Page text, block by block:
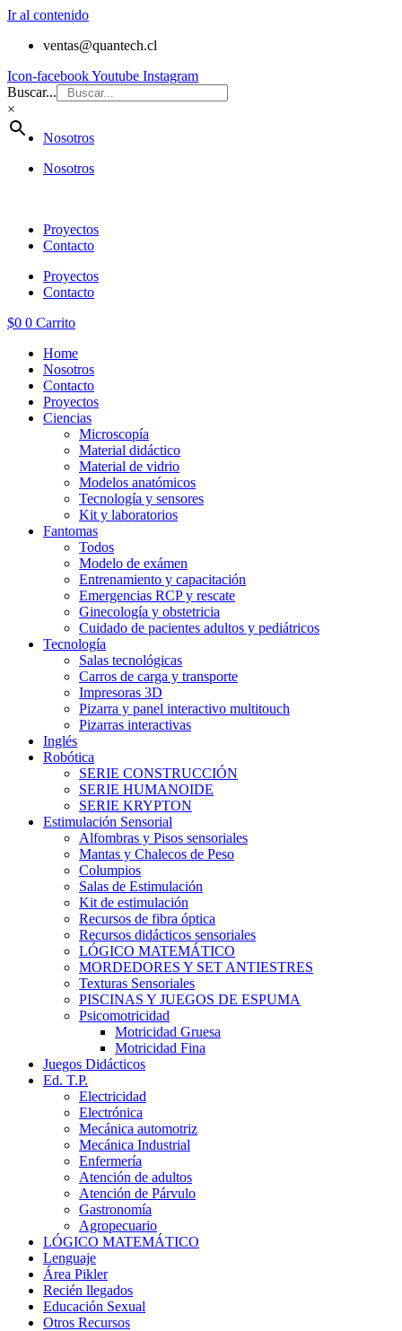
Ir al contenido
ventas@quantech.cl
Icon-facebookYoutube Instagram
Buscar...
×
Nosotros
Nosotros
Proyectos
Contacto
Proyectos
Contacto
$0 0 Carrito
Home
Nosotros
Contacto
Proyectos
Ciencias
Microscopía
Material didáctico
Material de vidrio
Modelos anatómicos
Tecnología y sensores
Kit y laboratorios
Fantomas
Todos
Modelo de exámen
Entrenamiento y capacitación
Emergencias RCP y rescate
Ginecología y obstetricia
Cuidado de pacientes adultos y pediátricos
Tecnología
Salas tecnológicas
Carros de carga y transporte
Impresoras 3D
Pizarra y panel interactivo multitouch
Pizarras interactivas
Inglés
Robótica
SERIE CONSTRUCCIÓN
SERIE HUMANOIDE
SERIE KRYPTON
Estimulación Sensorial
Alfombras y Pisos sensoriales
Mantas y Chalecos de Peso
Columpios
Salas de Estimulación
Kit de estimulación
Recursos de fibra óptica
Recursos didácticos sensoriales
LÓGICO MATEMÁTICO
MORDEDORES Y SET ANTIESTRES
Texturas Sensoriales
PISCINAS Y JUEGOS DE ESPUMA
Psicomotricidad
Motricidad Gruesa
Motricidad Fina
Juegos Didácticos
Ed. T.P.
Electricidad
Electrónica
Mecánica automotriz
Mecánica Industrial
Enfermería
Atención de adultos
Atención de Párvulo
Gastronomía
Agropecuario
LÓGICO MATEMÁTICO
Lenguaje
Área Pikler
Recién llegados
Educación Sexual
Otros Recursos